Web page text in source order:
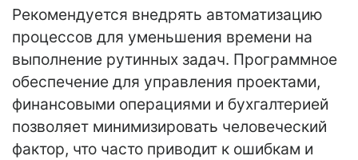
Рекомендуется внедрять автоматизацию
процессов для уменьшения времени на
выполнение рутинных задач. Программное
обеспечение для управления проектами,
финансовыми операциями и бухгалтерией
позволяет минимизировать человеческий
фактор, что часто приводит к ошибкам и